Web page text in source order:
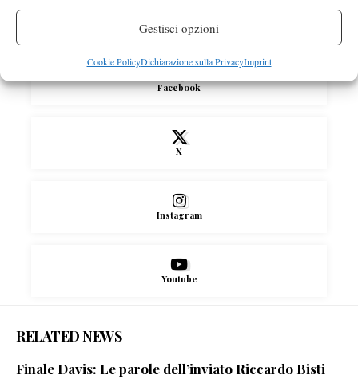
Gestisci opzioni
Cookie PolicyDichiarazione sulla PrivacyImprint
SOCIAL
Facebook
X
Instagram
Youtube
RELATED NEWS
Finale Davis: Le parole dell’inviato Riccardo Bisti